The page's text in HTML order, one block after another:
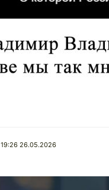
19:26 26.05.2026